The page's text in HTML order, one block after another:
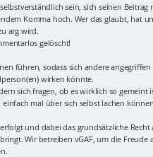
sein, sich seinen
Komma hoch. Wer das glaubt,
arg wird.
gelöscht!
führen, sodass sich andere
wirken könnte.
sich fragen, ob es wirklich so
mal über sich selbst lachen
und dabei das grundsätzliche
Wir betreiben vGAF, um die